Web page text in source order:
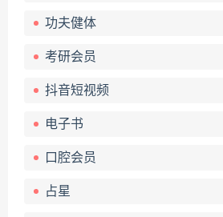
功夫健体
考研会员
抖音短视频
电子书
口腔会员
占星